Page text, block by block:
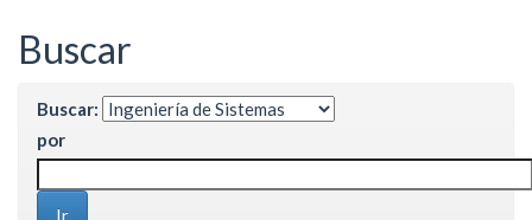
Buscar
Buscar:
por